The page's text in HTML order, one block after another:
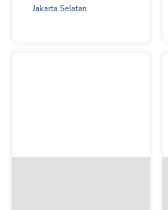
Jakarta Selatan